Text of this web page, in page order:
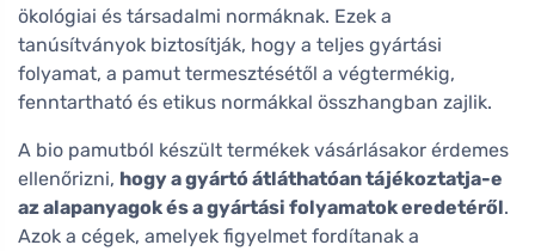
ökológiai és társadalmi normáknak. Ezek a
tanúsítványok biztosítják, hogy a teljes gyártási
folyamat, a pamut termesztésétől a végtermékig,
fenntartható és etikus normákkal összhangban zajlik.
A bio pamutból készült termékek vásárlásakor érdemes
ellenőrizni, hogy a gyártó átláthatóan tájékoztatja-e
az alapanyagok és a gyártási folyamatok eredetéről.
Azok a cégek, amelyek figyelmet fordítanak a